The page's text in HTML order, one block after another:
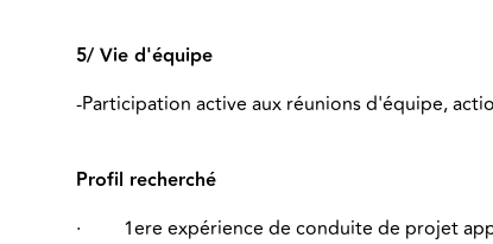
5/ Vie d'équipe
-Participation active aux réunions d'équipe,
Profil recherché
·
1ere expérience de conduite de projet